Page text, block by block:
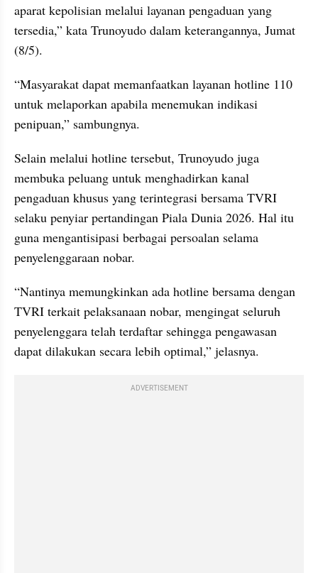
aparat kepolisian melalui layanan pengaduan yang
tersedia,” kata Trunoyudo dalam keterangannya, Jumat
(8/5).
“Masyarakat dapat memanfaatkan layanan hotline 110
untuk melaporkan apabila menemukan indikasi
penipuan,” sambungnya.
Selain melalui hotline tersebut, Trunoyudo juga
membuka peluang untuk menghadirkan kanal
pengaduan khusus yang terintegrasi bersama TVRI
selaku penyiar pertandingan Piala Dunia 2026. Hal itu
guna mengantisipasi berbagai persoalan selama
penyelenggaraan nobar.
“Nantinya memungkinkan ada hotline bersama dengan
TVRI terkait pelaksanaan nobar, mengingat seluruh
penyelenggara telah terdaftar sehingga pengawasan
dapat dilakukan secara lebih optimal,” jelasnya.
ADVERTISEMENT